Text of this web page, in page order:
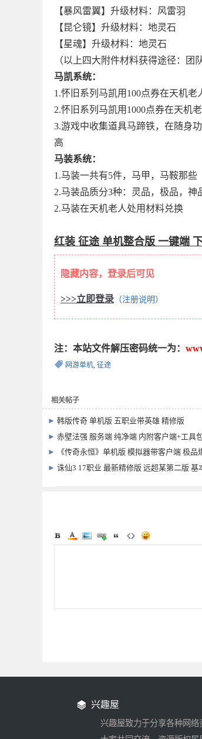
【暴风雷翼】升级材料：风雷羽
【昆仑镜】升级材料：地灵石
【星魂】升级材料：地灵石
（以上四大附件材料获得途径：团
马凯系统：
1.怀旧系列马凯用100点券在天机
2.怀旧系列马凯用1000点券在天机
3.游戏中收集道具马蹄铁，在随身
高
马装系统：
1.马装一共有5件，马甲，马鞍那些
2.马装品质分3种：灵品，极品，神
2.马装在天机老人处用材料兑换
红装 征途 单机整合版 一键端 下
隐藏内容，登录后可见
>>>立即登录 （注册说明）
注：本站文件解压密码统一为：
网游单机, 征途
相关帖子
► 韩版传奇 单机版 五职业带英雄 精修版
► 赤壁法强 服务端 纯净端 内附客户端+工具
►
《传奇永恒》单机版 模拟器带客户端 极品
► 诛仙3 17职业 最新精修版 远超某第二版 基
兴趣屋
兴趣屋致力于分享各种网络